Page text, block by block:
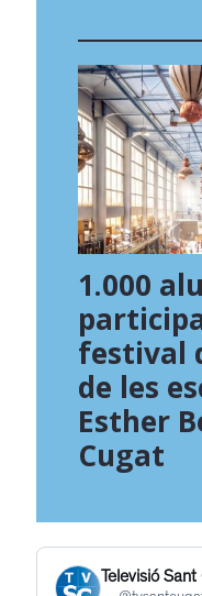
1.000
festival
de les
Esther
Cugat
Televisió